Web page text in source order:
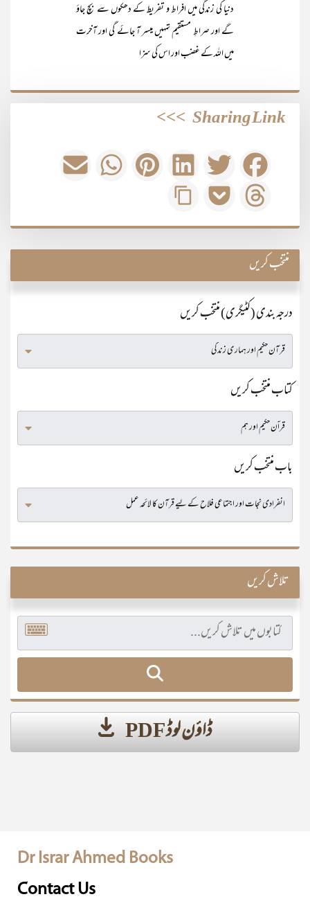
دنیا کی زندگی میں افراط و تفریط کے دھکوں سے بچ جاؤ
گے اور صراطِ مستقیم تمہیں میسر آ جائے گی اور آخرت
میں اللہ کے غضب اور اس کی سزا
Sharing Link
>>>
منتخب کریں
درجہ بندی (کٹیگری) منتخب کریں
کتاب منتخب کریں
باب منتخب کریں
تلاش کریں
ڈاؤن لوڈ PDF
Dr Israr Ahmed Books
Contact Us